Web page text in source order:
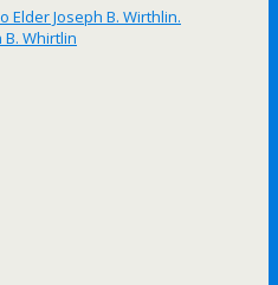
Elder Joseph B. Wirthlin.
B. Whirtlin